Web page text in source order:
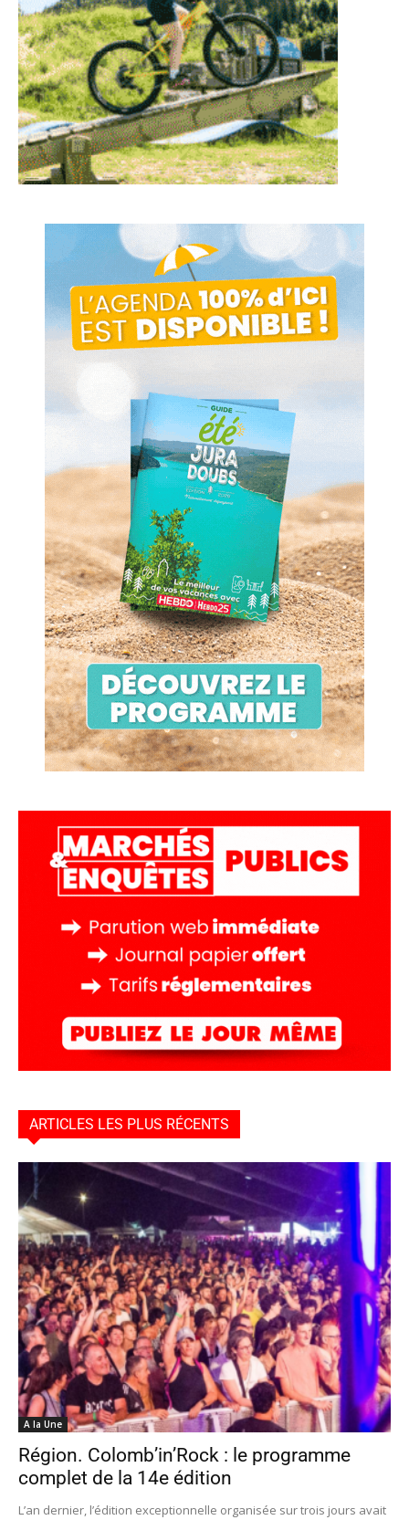
ARTICLES LES PLUS RÉCENTS
A la Une
Région. Colomb’in’Rock : le programme
complet de la 14e édition
L’an dernier, l’édition exceptionnelle organisée sur trois jours avait